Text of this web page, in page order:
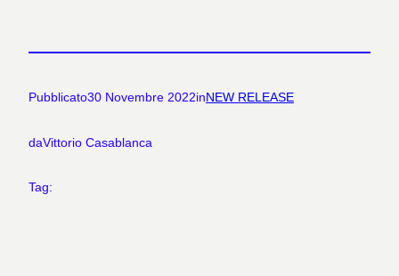
Pubblicato30 Novembre 2022inNEW RELEASE
daVittorio Casablanca
Tag: